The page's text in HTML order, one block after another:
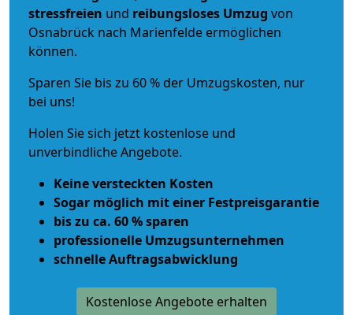
stressfreien und reibungsloses Umzug von
Osnabrück nach Marienfelde ermöglichen
können.
Sparen Sie bis zu 60 % der Umzugskosten, nur
bei uns!
Holen Sie sich jetzt kostenlose und
unverbindliche Angebote.
Keine versteckten Kosten
Sogar möglich mit einer Festpreisgarantie
bis zu ca. 60 % sparen
professionelle Umzugsunternehmen
schnelle Auftragsabwicklung
Kostenlose Angebote erhalten